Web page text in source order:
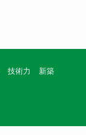
技術力
新築